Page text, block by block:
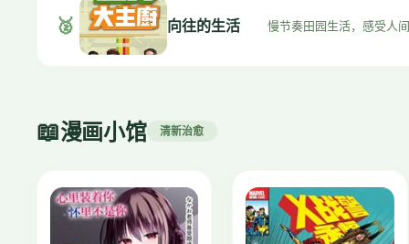
🥈 向往的生活 慢节奏田园生活，感受人间
📖漫画小馆 清新治愈